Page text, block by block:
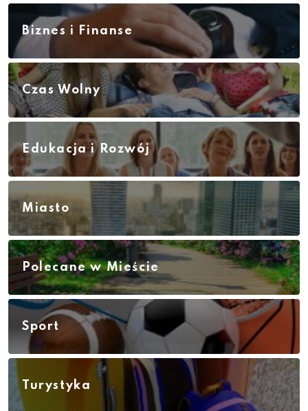
Biznes i Finanse
Czas Wolny
Edukacja i Rozwój
Miasto
Polecane w Mieście
Sport
Turystyka